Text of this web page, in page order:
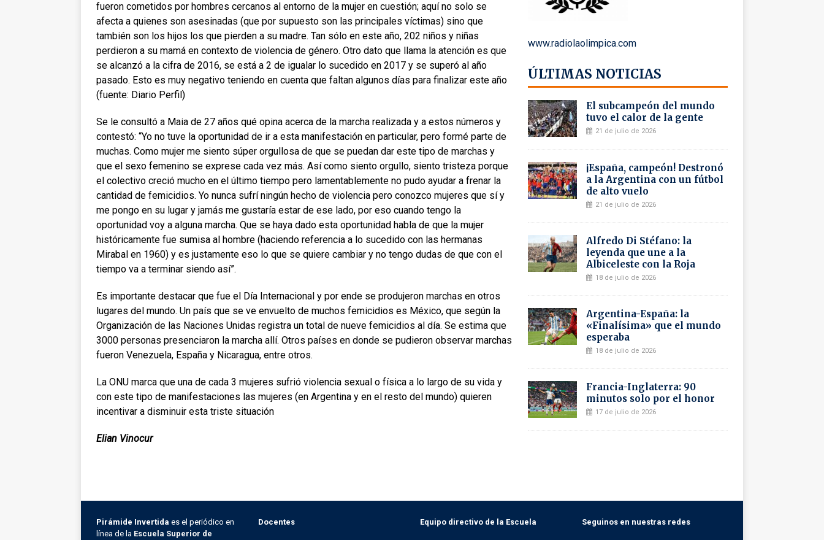
fueron cometidos por hombres cercanos al entorno de la mujer en cuestión; aquí no solo se
afecta a quienes son asesinadas (que por supuesto son las principales víctimas) sino que
también son los hijos los que pierden a su madre. Tan sólo en este año, 202 niños y niñas
perdieron a su mamá en contexto de violencia de género. Otro dato que llama la atención es que
se alcanzó a la cifra de 2016, se está a 2 de igualar lo sucedido en 2017 y se superó al año
pasado. Esto es muy negativo teniendo en cuenta que faltan algunos días para finalizar este año
(fuente: Diario Perfil)
Se le consultó a Maia de 27 años qué opina acerca de la marcha realizada y a estos números y
contestó: “Yo no tuve la oportunidad de ir a esta manifestación en particular, pero formé parte de
muchas. Como mujer me siento súper orgullosa de que se puedan dar este tipo de marchas y
que el sexo femenino se exprese cada vez más. Así como siento orgullo, siento tristeza porque
el colectivo creció mucho en el último tiempo pero lamentablemente no pudo ayudar a frenar la
cantidad de femicidios. Yo nunca sufrí ningún hecho de violencia pero conozco mujeres que sí y
me pongo en su lugar y jamás me gustaría estar de ese lado, por eso cuando tengo la
oportunidad voy a alguna marcha. Que se haya dado esta oportunidad habla de que la mujer
históricamente fue sumisa al hombre (haciendo referencia a lo sucedido con las hermanas
Mirabal en 1960) y es justamente eso lo que se quiere cambiar y no tengo dudas de que con el
tiempo va a terminar siendo así”.
Es importante destacar que fue el Día Internacional y por ende se produjeron marchas en otros
lugares del mundo. Un país que se ve envuelto de muchos femicidios es México, que según la
Organización de las Naciones Unidas registra un total de nueve femicidios al día. Se estima que
3000 personas presenciaron la marcha allí. Otros países en donde se pudieron observar marchas
fueron Venezuela, España y Nicaragua, entre otros.
La ONU marca que una de cada 3 mujeres sufrió violencia sexual o física a lo largo de su vida y
con este tipo de manifestaciones las mujeres (en Argentina y en el resto del mundo) quieren
incentivar a disminuir esta triste situación
Elian Vinocur
www.radiolaolimpica.com
ÚLTIMAS NOTICIAS
El subcampeón del mundo
tuvo el calor de la gente
21 de julio de 2026
¡España, campeón! Destronó
a la Argentina con un fútbol
de alto vuelo
21 de julio de 2026
Alfredo Di Stéfano: la
leyenda que une a la
Albiceleste con la Roja
18 de julio de 2026
Argentina-España: la
«Finalísima» que el mundo
esperaba
18 de julio de 2026
Francia-Inglaterra: 90
minutos solo por el honor
17 de julio de 2026
Pirámide Invertida es el periódico en
línea de la Escuela Superior de
Docentes Equipo directivo de la Escuela Seguinos en nuestras redes